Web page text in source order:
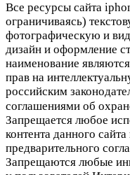
Все ресурсы сайта
ограничиваясь)
фотографическую и
дизайн и оформление
наименование
прав на
российским
соглашениями об
Запрещается любое
контента данного
предварительного
Запрещаются любые